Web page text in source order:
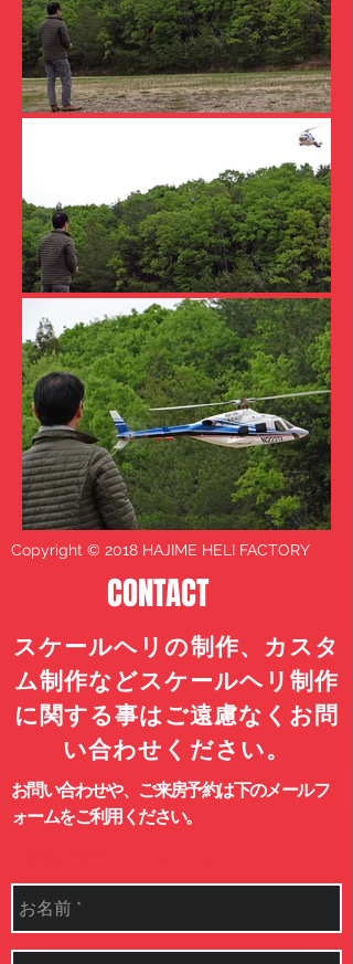
Copyright © 2018 HAJIME HELI FACTORY
CONTACT
​スケールヘリの制作、カスタ
ム制作などスケールヘリ制作
に関する事はご遠慮なくお問
い合わせください。
​お問い合わせや、ご来房予約は下のメールフ
ォームをご利用ください。